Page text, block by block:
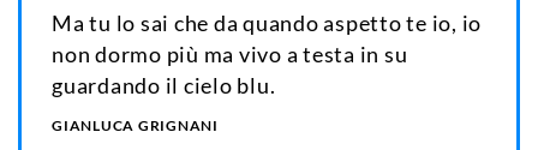
Ma tu lo sai che da quando aspetto te io, io
non dormo più ma vivo a testa in su
guardando il cielo blu.
GIANLUCA GRIGNANI